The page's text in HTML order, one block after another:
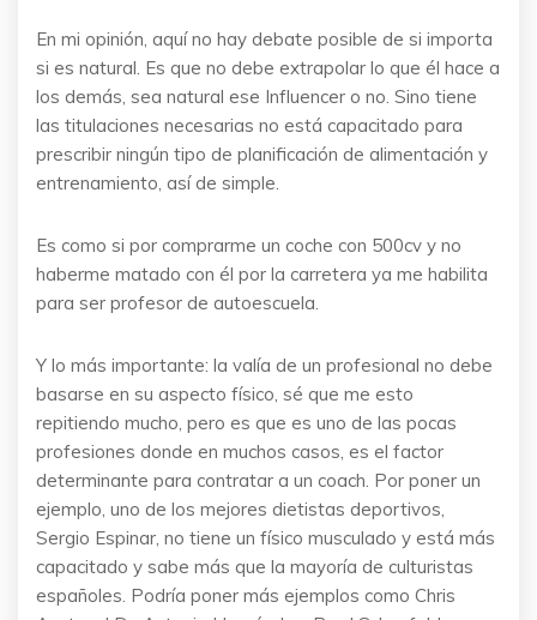
En mi opinión, aquí no hay debate posible de si importa
si es natural. Es que no debe extrapolar lo que él hace a
los demás, sea natural ese Influencer o no. Sino tiene
las titulaciones necesarias no está capacitado para
prescribir ningún tipo de planificación de alimentación y
entrenamiento, así de simple.
Es como si por comprarme un coche con 500cv y no
haberme matado con él por la carretera ya me habilita
para ser profesor de autoescuela.
Y lo más importante: la valía de un profesional no debe
basarse en su aspecto físico, sé que me esto
repitiendo mucho, pero es que es uno de las pocas
profesiones donde en muchos casos, es el factor
determinante para contratar a un coach. Por poner un
ejemplo, uno de los mejores dietistas deportivos,
Sergio Espinar, no tiene un físico musculado y está más
capacitado y sabe más que la mayoría de culturistas
españoles. Podría poner más ejemplos como Chris